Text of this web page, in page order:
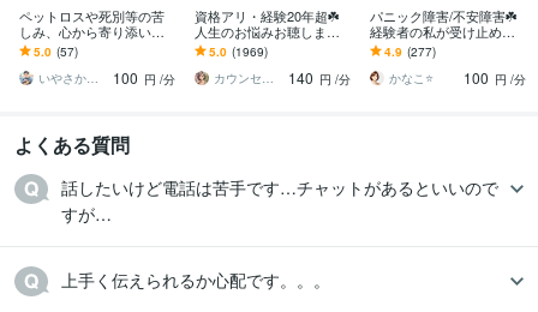
ペットロスや死別等の苦
しみ、心から寄り添いま
す 止まった時計の針、無
理に動かさなくて大丈夫
ですから
5.0 (57)
いやさか☆やすらぎの傾聴者
100 円 /分
資格アリ・経験20年超☘️
人生のお悩みお聴します
鬱・HSP・介護障害・毒
親・恋愛・仕事・育児・
占い依存etc
5.0 (1969)
カウンセリング事務所☘️オフィスカノン
140 円 /分
パニック障害/不安障害☘️
経験者の私が受け止めま
す これってパニック障
害？様々な対処法、あな
たと一緒に考えます
4.9 (277)
かなこ⭐️
100 円 /分
よくある質問
話したいけど電話は苦手です…チャットがあるといいので
すが…
上手く伝えられるか心配です。。。